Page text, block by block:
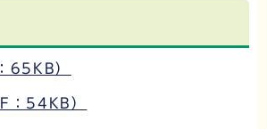
65KB）
：54KB）